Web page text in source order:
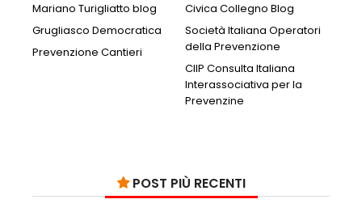
Mariano Turigliatto blog
Civica Collegno Blog
Grugliasco Democratica
Società Italiana Operatori
della Prevenzione
Prevenzione Cantieri
CIIP Consulta Italiana
Interassociativa per la
Prevenzine
POST PIÙ RECENTI